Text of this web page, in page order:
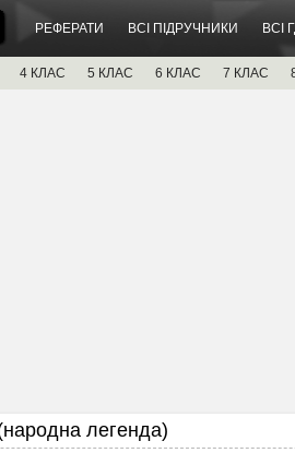
РЕФЕРАТИ ВСІ ПІДРУЧНИКИ ВСІ
4 КЛАС 5 КЛАС 6 КЛАС 7 КЛАС
легенда)